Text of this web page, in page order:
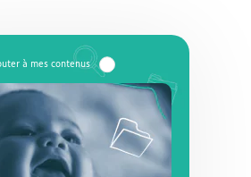
Dossier
de